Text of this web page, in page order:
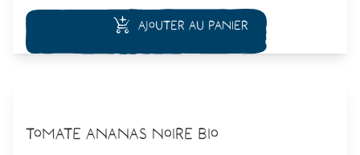
Ajouter au panier
Tomate Ananas Noire Bio